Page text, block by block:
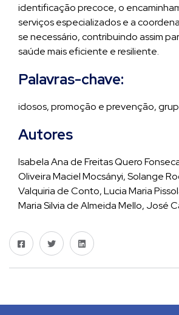
identificação precoce, o
serviços especializados e a
se necessário, contribuindo assim
saúde mais eficiente e resiliente.
Palavras-chave:
idosos, promoção e prevenção,
Autores
Isabela Ana de Freitas Quero
Oliveira Maciel Mocsányi, Solange
Valquiria de Conto, Lucia Maria
Maria Silvia de Almeida Mello, José